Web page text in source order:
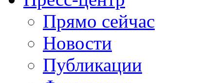
Прямо сейчас
Новости
Публикации